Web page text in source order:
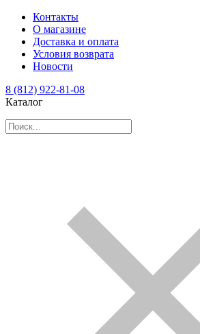
Контакты
О магазине
Доставка и оплата
Условия возврата
Новости
8 (812) 922-81-08
Каталог